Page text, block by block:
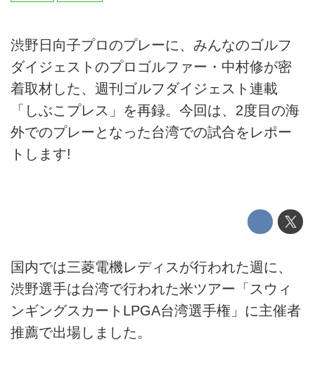
渋野日向子プロのプレーに、みんなのゴルフ
ダイジェストのプロゴルファー・中村修が密
着取材した、週刊ゴルフダイジェスト連載
「しぶこプレス」を再録。今回は、2度目の海
外でのプレーとなった台湾での試合をレポー
トします!
国内では三菱電機レディスが行われた週に、
渋野選手は台湾で行われた米ツアー「スウィ
ンギングスカートLPGA台湾選手権」に主催者
推薦で出場しました。